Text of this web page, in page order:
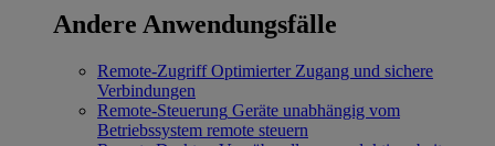
Andere Anwendungsfälle
Remote-Zugriff Optimierter Zugang und sichere
Verbindungen
Remote-Steuerung Geräte unabhängig vom
Betriebssystem remote steuern